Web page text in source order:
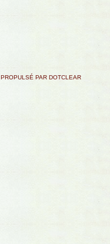
PROPULSÉ PAR DOTCLEAR